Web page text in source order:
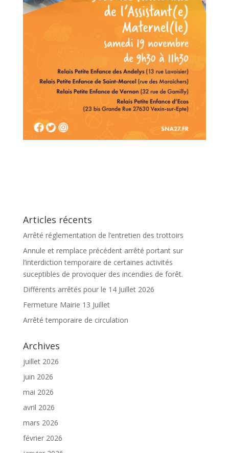
Articles récents
Arrêté réglementation de l’entretien des trottoirs
Annule et remplace précédent arrêté portant sur
l’interdiction temporaire de certaines activités
suceptibles de provoquer des incendies de forêt.
Différents arrêtés pour le 14 Juillet 2026
Fermeture Mairie 13 Juillet
Arrêté temporaire de circulation
Archives
juillet 2026
juin 2026
mai 2026
avril 2026
mars 2026
février 2026